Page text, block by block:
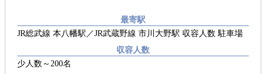
最寄駅
JR総武線 本八幡駅／JR武蔵野線 市川大野駅 収容人数 駐車場
収容人数
少人数～200名